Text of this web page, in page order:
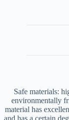
Safe materials:
environmentally
material has